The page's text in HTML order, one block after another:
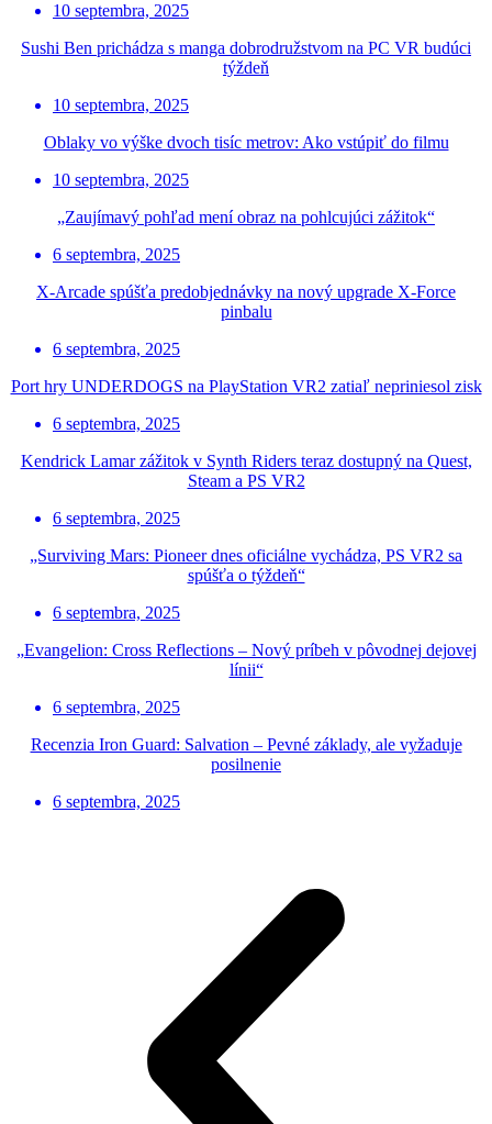
10 septembra, 2025
Sushi Ben prichádza s manga dobrodružstvom na PC VR budúci
týždeň
10 septembra, 2025
Oblaky vo výške dvoch tisíc metrov: Ako vstúpiť do filmu
10 septembra, 2025
„Zaujímavý pohľad mení obraz na pohlcujúci zážitok“
6 septembra, 2025
X-Arcade spúšťa predobjednávky na nový upgrade X-Force
pinbalu
6 septembra, 2025
Port hry UNDERDOGS na PlayStation VR2 zatiaľ nepriniesol zisk
6 septembra, 2025
Kendrick Lamar zážitok v Synth Riders teraz dostupný na Quest,
Steam a PS VR2
6 septembra, 2025
„Surviving Mars: Pioneer dnes oficiálne vychádza, PS VR2 sa
spúšťa o týždeň“
6 septembra, 2025
„Evangelion: Cross Reflections – Nový príbeh v pôvodnej dejovej
línii“
6 septembra, 2025
Recenzia Iron Guard: Salvation – Pevné základy, ale vyžaduje
posilnenie
6 septembra, 2025